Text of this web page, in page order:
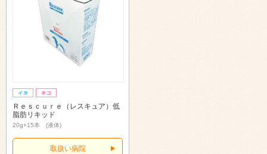
Ｒｅｓｃｕｒｅ（レスキュア）低
脂肪リキッド
20g×15本 (液体)
取扱い病院